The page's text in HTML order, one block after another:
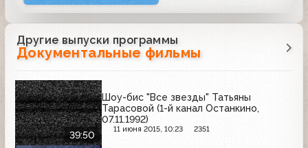
Другие выпуски программы
Документальные фильмы
39:50
Шоу-бис "Все звезды" Татьяны
Тарасовой (1-й канал Останкино,
07.11.1992)
11 июня 2015, 10:23 2351